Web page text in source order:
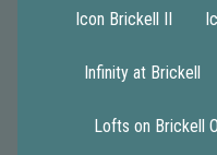
Icon Brickell II
Infinity at Brickell
Lofts on Brickell